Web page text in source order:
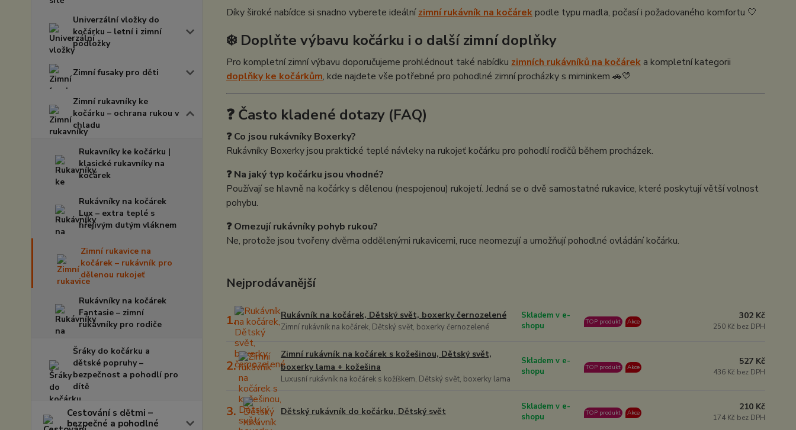
Univerzální vložky do
kočárku – letní i zimní
podložky
Zimní fusaky pro děti
Zimní rukavníky ke
kočárku – ochrana rukou v
chladu
Rukavníky ke kočárku |
klasické rukavníky na
kočárek
Rukávníky na kočárek
Lux – extra teplé s
hřejivým dutým vláknem
Zimní rukavice na
kočárek – rukávník pro
dělenou rukojeť
Rukávníky na kočárek
Fantasie – zimní
rukávníky pro rodiče
Šráky do kočárku a
dětské popruhy –
bezpečnost a pohodlí pro
dítě
Cestování s dětmi –
bezpečné a pohodlné
Díky široké nabídce si snadno vyberete ideálnízimní rukávník na kočárekpodle typu madla, počasí i požadovaného komfortu 🤍
❄️ Doplňte výbavu kočárku i o další zimní doplňky
Pro kompletní zimní výbavu doporučujeme prohlédnout také nabídku zimních rukávníků na kočáreka kompletní kategorii
doplňky ke kočárkům, kde najdete vše potřebné pro pohodlné zimní procházky s miminkem 🚗💛
❓ Často kladené dotazy (FAQ)
❓ Co jsou rukávníky Boxerky?
Rukávníky Boxerky jsou praktické teplé návleky na rukojeť kočárku pro pohodlí rodičů během procházek.
❓ Na jaký typ kočárku jsou vhodné?
Používají se hlavně na kočárky s dělenou (nespojenou) rukojetí. Jedná se o dvě samostatné rukavice, které poskytují větší volnost
pohybu.
❓ Omezují rukávníky pohyb rukou?
Ne, protože jsou tvořeny dvěma oddělenými rukavicemi, ruce neomezují a umožňují pohodlné ovládání kočárku.
Nejprodávanější
1. Rukávník na kočárek, Dětský svět, boxerky černozelené
Zimní rukávník na kočárek, Dětský svět, boxerky černozelené
Skladem v e-
shopu
TOP produkt Akce
302 Kč
250 Kč bez DPH
2.
Zimní rukávník na kočárek s kožešinou, Dětský svět,
boxerky lama + kožešina
Luxusní rukávník na kočárek s kožíškem, Dětský svět, boxerky lama
Skladem v e-
shopu
TOP produkt Akce
527 Kč
436 Kč bez DPH
3. Dětský rukávník do kočárku, Dětský svět
Skladem v e-
shopu
TOP produkt Akce
210 Kč
174 Kč bez DPH